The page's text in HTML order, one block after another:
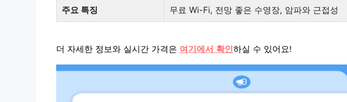
주요 특징 무료 Wi-Fi, 전망 좋은 수영장, 암파와 근접성
더 자세한 정보와 실시간 가격은 여기에서 확인하실 수 있어요!